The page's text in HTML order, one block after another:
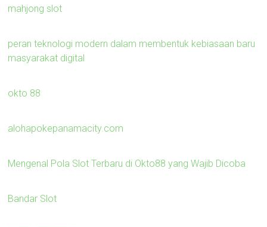
mahjong slot
peran teknologi modern dalam membentuk kebiasaan baru
masyarakat digital
okto 88
alohapokepanamacity.com
Mengenal Pola Slot Terbaru di Okto88 yang Wajib Dicoba
Bandar Slot